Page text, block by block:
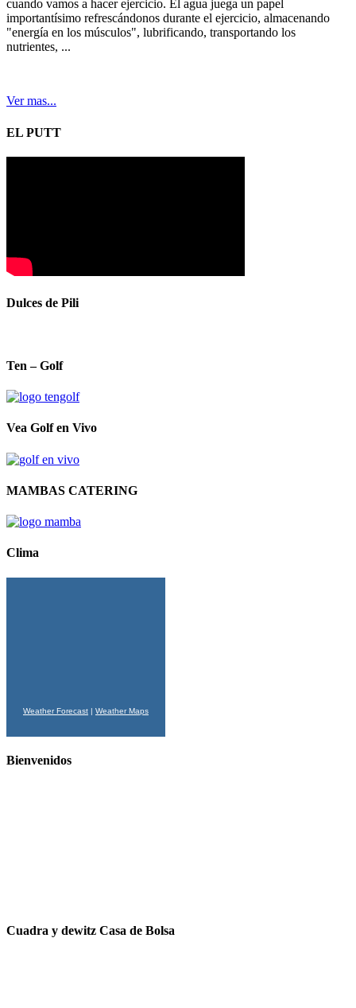
cuando vamos a hacer ejercicio. El agua juega un papel
importantísimo refrescándonos durante el ejercicio, almacenando
"energía en los músculos", lubrificando, transportando los
nutrientes, ...
Ver mas...
EL PUTT
Dulces de Pili
Ten – Golf
Vea Golf en Vivo
MAMBAS CATERING
Clima
Weather Forecast | Weather Maps
Bienvenidos
Cuadra y dewitz Casa de Bolsa